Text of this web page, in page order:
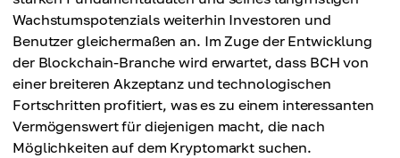
Durchschnittspreis
$2,900.89
Wachstumspotenzials weiterhin Investoren und
Benutzer gleichermaßen an. Im Zuge der Entwicklung
der Blockchain-Branche wird erwartet, dass BCH von
einer breiteren Akzeptanz und technologischen
Fortschritten profitiert, was es zu einem interessanten
Vermögenswert für diejenigen macht, die nach
Möglichkeiten auf dem Kryptomarkt suchen.